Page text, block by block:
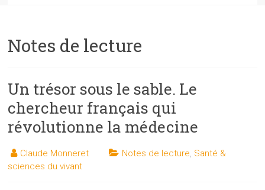
les
les
techniques
auprès
du
Notes de lecture
Un trésor sous le sable. Le
chercheur français qui
révolutionne la médecine
Claude Monneret Notes de lecture Santé &
sciences du vivant